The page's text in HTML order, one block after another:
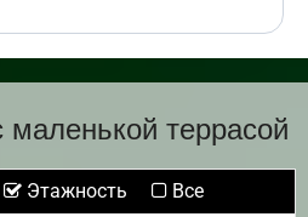
террасой
Этажность Все